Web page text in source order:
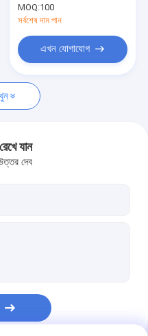
MOQ:100
সর্বশেষ দাম পান
এখন যোগাযোগ
যান
দেব